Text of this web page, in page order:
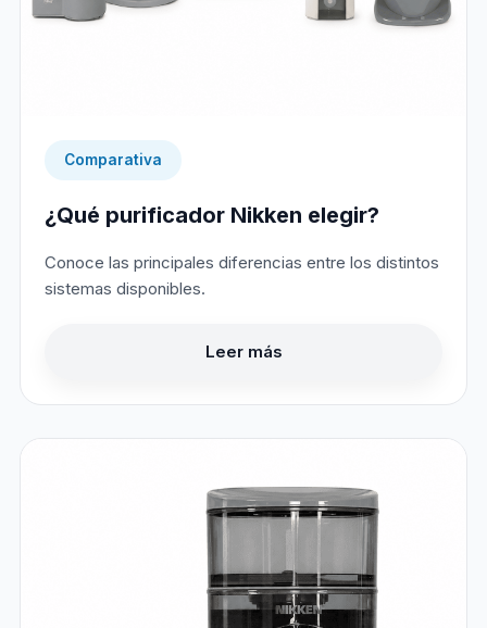
Comparativa
¿Qué purificador Nikken elegir?
Conoce las principales diferencias entre los distintos
sistemas disponibles.
Leer más